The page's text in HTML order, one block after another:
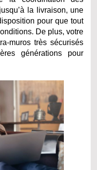
la livraison, une
pour que tout
De plus, votre
muros très sécurisés
générations pour